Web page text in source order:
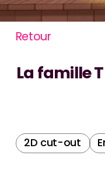
Retour
La famille
2D cut-out